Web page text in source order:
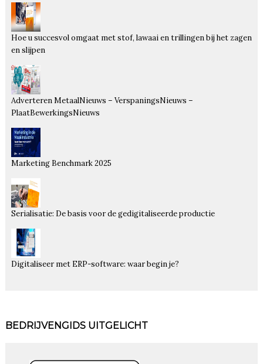
Hoe u succesvol omgaat met stof, lawaai en trillingen bij het zagen
en slijpen
Adverteren MetaalNieuws – VerspaningsNieuws –
PlaatBewerkingsNieuws
Marketing Benchmark 2025
Serialisatie: De basis voor de gedigitaliseerde productie
Digitaliseer met ERP-software: waar begin je?
BEDRIJVENGIDS UITGELICHT